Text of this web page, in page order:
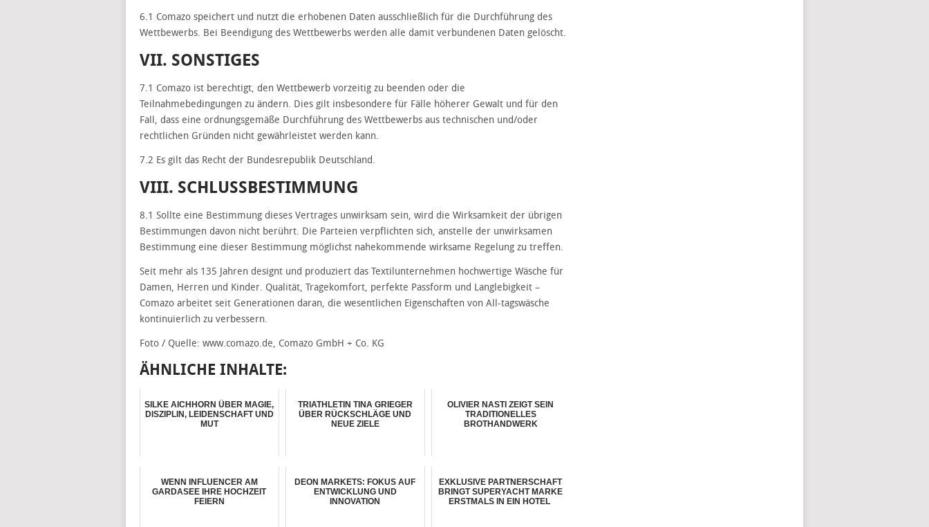
6.1 Comazo speichert und nutzt die erhobenen Daten ausschließlich für die Durchführung des
Wettbewerbs. Bei Beendigung des Wettbewerbs werden alle damit verbundenen Daten gelöscht.
VII. SONSTIGES
7.1 Comazo ist berechtigt, den Wettbewerb vorzeitig zu beenden oder die
Teilnahmebedingungen zu ändern. Dies gilt insbesondere für Fälle höherer Gewalt und für den
Fall, dass eine ordnungsgemäße Durchführung des Wettbewerbs aus technischen und/oder
rechtlichen Gründen nicht gewährleistet werden kann.
7.2 Es gilt das Recht der Bundesrepublik Deutschland.
VIII. SCHLUSSBESTIMMUNG
8.1 Sollte eine Bestimmung dieses Vertrages unwirksam sein, wird die Wirksamkeit der übrigen
Bestimmungen davon nicht berührt. Die Parteien verpflichten sich, anstelle der unwirksamen
Bestimmung eine dieser Bestimmung möglichst nahekommende wirksame Regelung zu treffen.
Seit mehr als 135 Jahren designt und produziert das Textilunternehmen hochwertige Wäsche für
Damen, Herren und Kinder. Qualität, Tragekomfort, perfekte Passform und Langlebigkeit –
Comazo arbeitet seit Generationen daran, die wesentlichen Eigenschaften von All-tagswäsche
kontinuierlich zu verbessern.
Foto / Quelle: www.comazo.de, Comazo GmbH + Co. KG
ÄHNLICHE INHALTE:
SILKE AICHHORN ÜBER MAGIE,
DISZIPLIN, LEIDENSCHAFT UND
MUT
TRIATHLETIN TINA GRIEGER
ÜBER RÜCKSCHLÄGE UND
NEUE ZIELE
OLIVIER NASTI ZEIGT SEIN
TRADITIONELLES
BROTHANDWERK
WENN INFLUENCER AM
GARDASEE IHRE HOCHZEIT
FEIERN
DEON MARKETS: FOKUS AUF
ENTWICKLUNG UND
INNOVATION
EXKLUSIVE PARTNERSCHAFT
BRINGT SUPERYACHT MARKE
ERSTMALS IN EIN HOTEL